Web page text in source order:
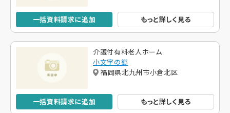
一括資料請求に追加 もっと詳しく見る
介護付有料老人ホーム
小文字の郷
福岡県北九州市小倉北区
一括資料請求に追加 もっと詳しく見る